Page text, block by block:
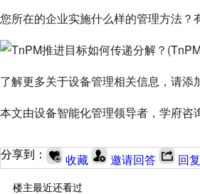
您所在的企业实施什么样的管理方法
了解更多关于设备管理相关信息，请添
本文由设备智能化管理领导者，学府
分享到： 收藏 邀请回答 回
楼主最近还看过